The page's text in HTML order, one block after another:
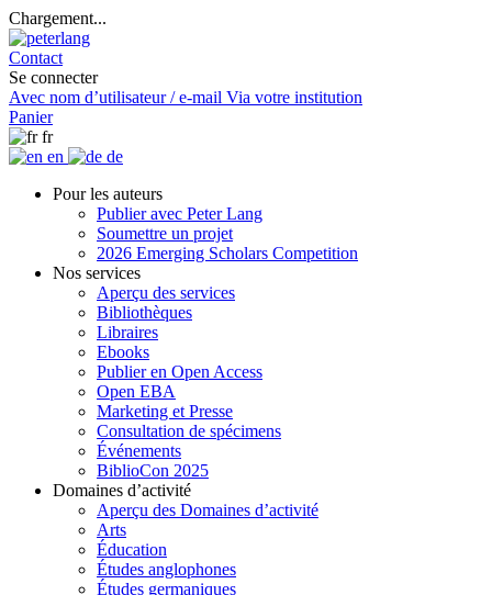
Chargement...
Contact
Se connecter
Avec nom d’utilisateur / e-mail Via votre institution
Panier
fr
en
de
Pour les auteurs
Publier avec Peter Lang
Soumettre un projet
2026 Emerging Scholars Competition
Nos services
Aperçu des services
Bibliothèques
Libraires
Ebooks
Publier en Open Access
Open EBA
Marketing et Presse
Consultation de spécimens
Événements
BiblioCon 2025
Domaines d’activité
Aperçu des Domaines d’activité
Arts
Éducation
Études anglophones
Études germaniques